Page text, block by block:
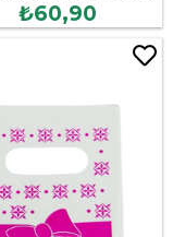
₺60,90